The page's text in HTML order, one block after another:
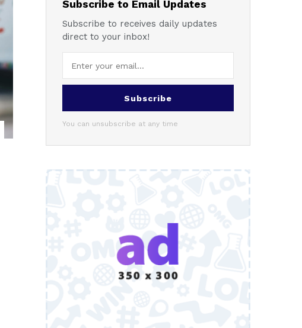
Subscribe to Email Updates
Subscribe to receives daily updates
direct to your inbox!
Subscribe
You can unsubscribe at any time